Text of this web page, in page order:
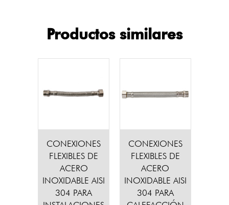
Productos similares
CONEXIONES
FLEXIBLES DE
ACERO
INOXIDABLE AISI
304 PARA
CONEXIONES
FLEXIBLES DE
ACERO
INOXIDABLE AISI
304 PARA